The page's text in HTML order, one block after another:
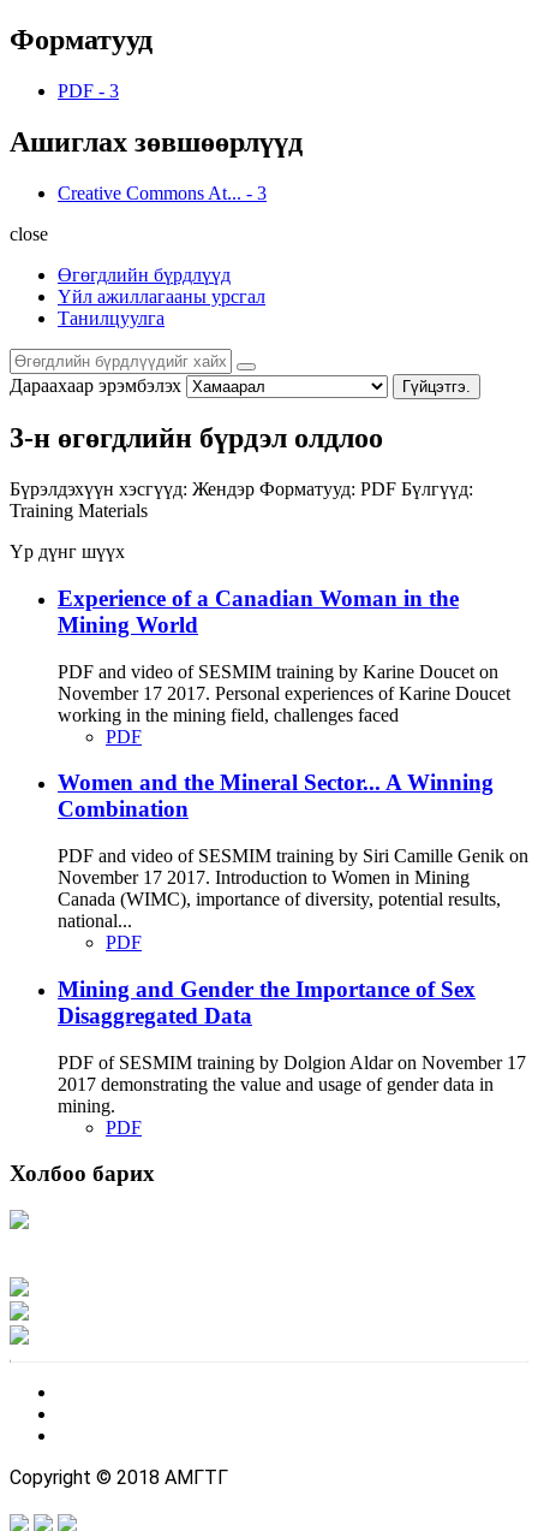
Форматууд
PDF - 3
Ашиглах зөвшөөрлүүд
Creative Commons At... - 3
close
Өгөгдлийн бүрдлүүд
Үйл ажиллагааны урсгал
Танилцуулга
Дараахаар эрэмбэлэх Гүйцэтгэ.
3-н өгөгдлийн бүрдэл олдлоо
Бүрэлдэхүүн хэсгүүд: Жендэр Форматууд: PDF Бүлгүүд:
Training Materials
Үр дүнг шүүх
Experience of a Canadian Woman in the
Mining World
PDF and video of SESMIM training by Karine Doucet on
November 17 2017. Personal experiences of Karine Doucet
working in the mining field, challenges faced
PDF
Women and the Mineral Sector... A Winning
Combination
PDF and video of SESMIM training by Siri Camille Genik on
November 17 2017. Introduction to Women in Mining
Canada (WIMC), importance of diversity, potential results,
national...
PDF
Mining and Gender the Importance of Sex
Disaggregated Data
PDF of SESMIM training by Dolgion Aldar on November 17
2017 demonstrating the value and usage of gender data in
mining.
PDF
Холбоо барих
Copyright © 2018 АМГТГ